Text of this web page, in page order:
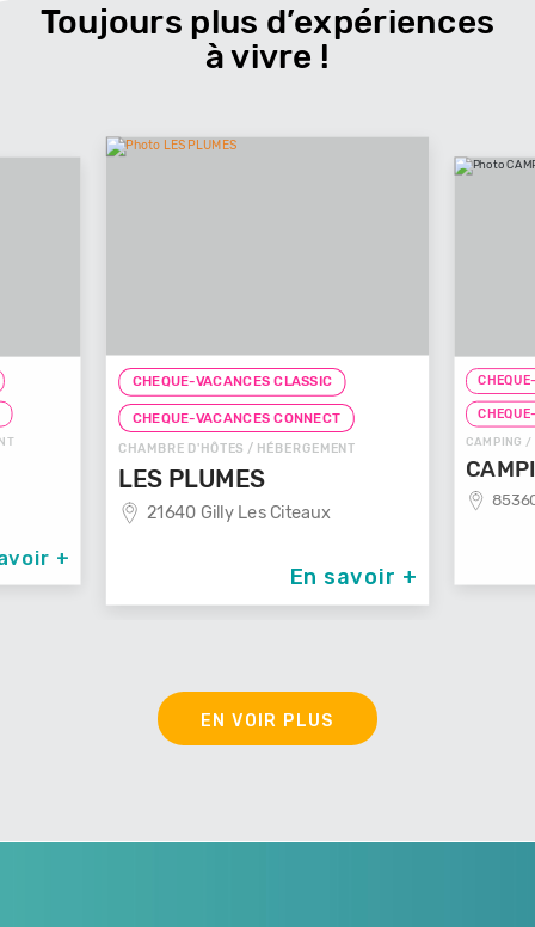
Toujours plus d’expériences
à vivre !
+
CHEQUE-VACANCES CLASSIC
CHEQUE-VACANCES CONNECT
CHAMBRE D'HÔTES / HÉBERGEMENT
LES PLUMES
21640 Gilly Les Citeaux
En savoir +
CAMPING /
EN VOIR PLUS